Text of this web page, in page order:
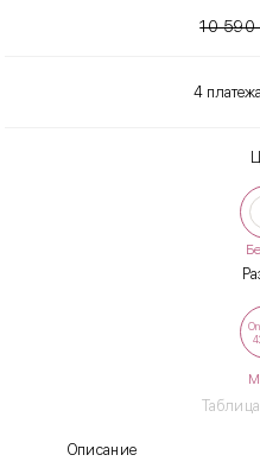
10 590
4
Описание